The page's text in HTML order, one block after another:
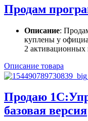
Продам
Описание:
куплены у
2
Описание товара
Продаю
базовая версия